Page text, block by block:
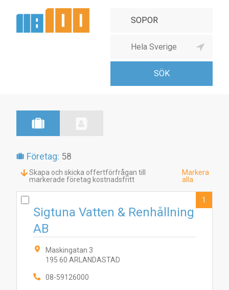
Företag: 58
Skapa och skicka offertförfrågan till
markerade företag kostnadsfritt
Markera
alla
Sigtuna Vatten & Renhållning
AB
Maskingatan 3
195 60 ARLANDASTAD
08-59126000
1